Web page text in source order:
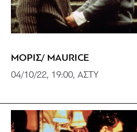
ΜΟΡΙΣ/ MAURICE
04/10/22, 19:00, ΑΣΤΥ